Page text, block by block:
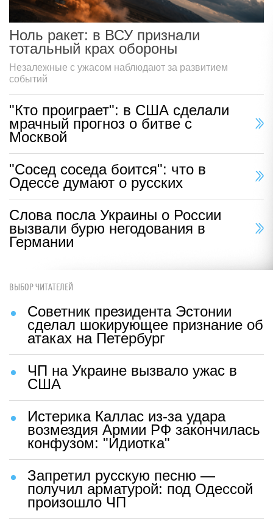
Ноль ракет: в ВСУ признали
тотальный крах обороны
Незалежные с ужасом наблюдают за развитием
событий
"Кто проиграет": в США сделали
мрачный прогноз о битве с
Москвой
"Сосед соседа боится": что в
Одессе думают о русских
Слова посла Украины о России
вызвали бурю негодования в
Германии
ВЫБОР ЧИТАТЕЛЕЙ
Советник президента Эстонии
сделал шокирующее признание об
атаках на Петербург
ЧП на Украине вызвало ужас в
США
Истерика Каллас из-за удара
возмездия Армии РФ закончилась
конфузом: "Идиотка"
Запретил русскую песню —
получил арматурой: под Одессой
произошло ЧП